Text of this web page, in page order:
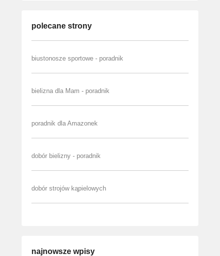
polecane strony
biustonosze sportowe - poradnik
bielizna dla Mam - poradnik
poradnik dla Amazonek
dobór bielizny - poradnik
dobór strojów kąpielowych
najnowsze wpisy